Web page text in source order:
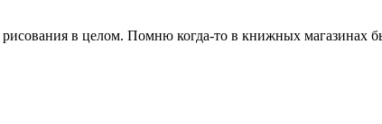
рисования в целом. Помню когда-то в книжных магазинах